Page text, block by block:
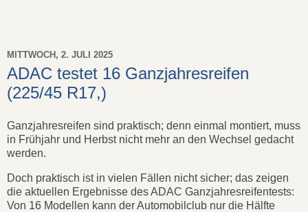
MITTWOCH, 2. JULI 2025
ADAC testet 16 Ganzjahresreifen
(225/45 R17,)
Ganzjahresreifen sind praktisch; denn einmal montiert, muss
in Frühjahr und Herbst nicht mehr an den Wechsel gedacht
werden.
Doch praktisch ist in vielen Fällen nicht sicher; das zeigen
die aktuellen Ergebnisse des ADAC Ganzjahresreifentests:
Von 16 Modellen kann der Automobilclub nur die Hälfte